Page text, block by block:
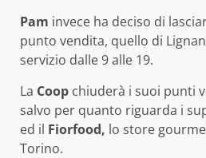
Pam invece ha deciso di
punto vendita, quello di
servizio dalle 9 alle 19.
La Coop chiuderà i suoi punti
salvo per quanto riguarda i
ed il Fiorfood, lo store
Torino.